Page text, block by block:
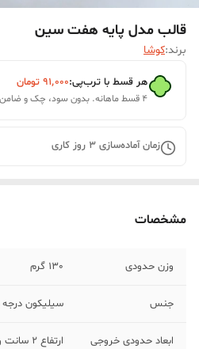
قالب مدل پایه هفت سین
برند:کوشا
هر قسط با ترب‌پی:۹۱٬۰۰۰ تومان
۴ قسط ماهانه. بدون سود، چک و ضامن.
زمان آماده‌سازی 3 روز کاری
مشخصات
وزن حدودی 130 گرم
جنس سیلیکون
ابعاد حدودی خروجی
ارتفاع 2 سانت و قطر کف 8 سانت